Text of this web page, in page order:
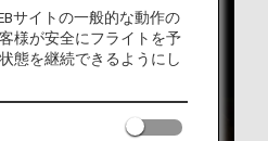
サイトの一般的な動作の
様が安全にフライトを予
態を継続できるようにし